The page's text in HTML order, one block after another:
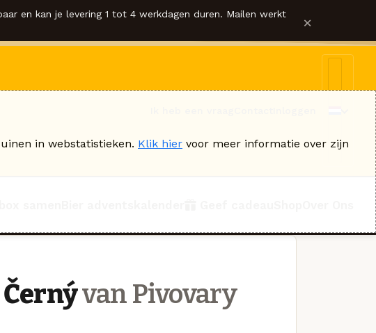
en kan je levering 1 tot 4 werkdagen duren. Mailen werkt
×
samen
van Pivovary
in webstatistieken. Klik hier voor meer informatie over zijn